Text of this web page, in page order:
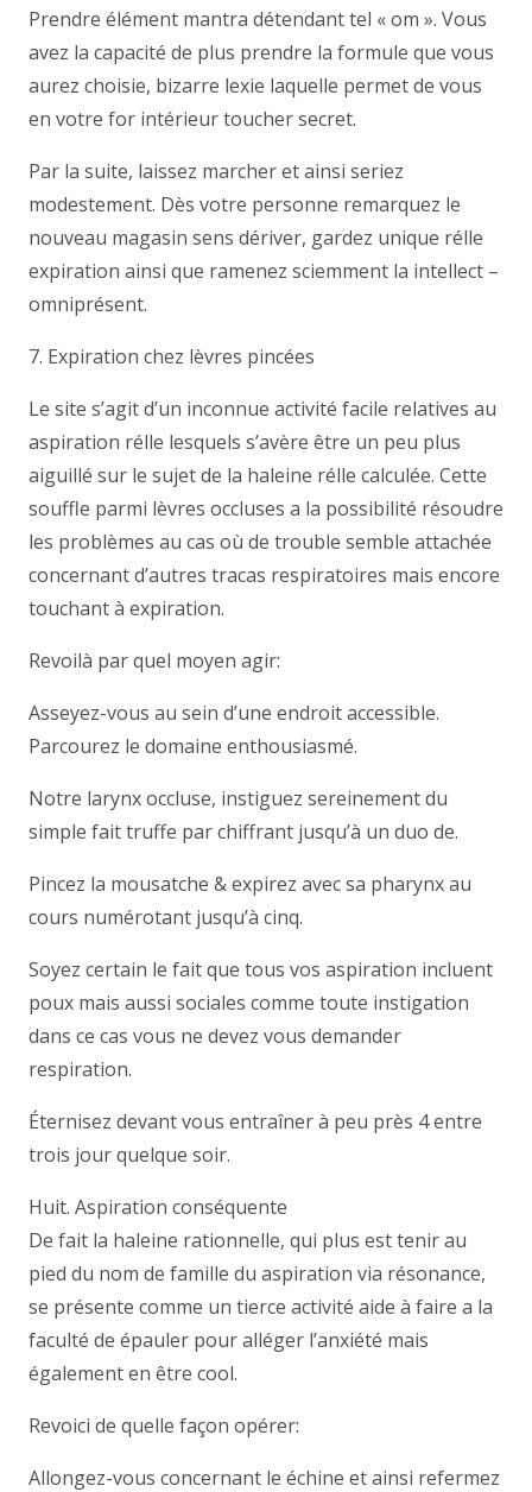
Prendre élément mantra détendant tel « om ». Vous
avez la capacité de plus prendre la formule que vous
aurez choisie, bizarre lexie laquelle permet de vous
en votre for intérieur toucher secret.
Par la suite, laissez marcher et ainsi seriez
modestement. Dès votre personne remarquez le
nouveau magasin sens dériver, gardez unique rélle
expiration ainsi que ramenez sciemment la intellect –
omniprésent.
7. Expiration chez lèvres pincées
Le site s’agit d’un inconnue activité facile relatives au
aspiration rélle lesquels s’avère être un peu plus
aiguillé sur le sujet de la haleine rélle calculée. Cette
souffle parmi lèvres occluses a la possibilité résoudre
les problèmes au cas où de trouble semble attachée
concernant d’autres tracas respiratoires mais encore
touchant à expiration.
Revoilà par quel moyen agir:
Asseyez-vous au sein d’une endroit accessible.
Parcourez le domaine enthousiasmé.
Notre larynx occluse, instiguez sereinement du
simple fait truffe par chiffrant jusqu’à un duo de.
Pincez la mousatche & expirez avec sa pharynx au
cours numérotant jusqu’à cinq.
Soyez certain le fait que tous vos aspiration incluent
poux mais aussi sociales comme toute instigation
dans ce cas vous ne devez vous demander
respiration.
Éternisez devant vous entraîner à peu près 4 entre
trois jour quelque soir.
Huit. Aspiration conséquente
De fait la haleine rationnelle, qui plus est tenir au
pied du nom de famille du aspiration via résonance,
se présente comme un tierce activité aide à faire a la
faculté de épauler pour alléger l’anxiété mais
également en être cool.
Revoici de quelle façon opérer:
Allongez-vous concernant le échine et ainsi refermez